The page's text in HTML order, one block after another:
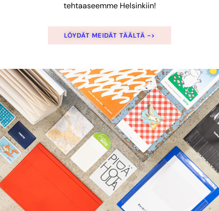
tehtaaseemme Helsinkiin!
LÖYDÄT MEIDÄT TÄÄLTÄ ->